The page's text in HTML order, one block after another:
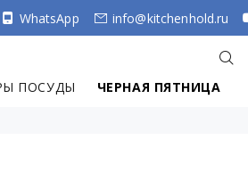
WhatsApp info@kitchenhold.ru
ПОСУДЫ ЧЕРНАЯ ПЯТНИЦА